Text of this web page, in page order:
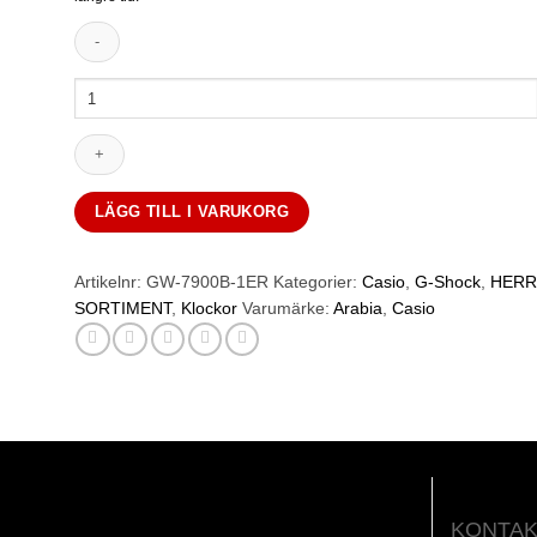
Shock
mängd
LÄGG TILL I VARUKORG
Artikelnr: GW-7900B-1ER Kategorier: Casio G-Shock HERR
SORTIMENT, Klockor Varumärke: Arabia Casio